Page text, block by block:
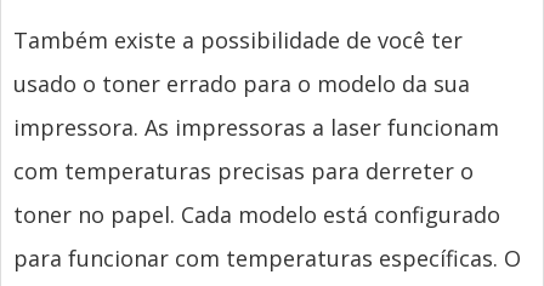
Também existe a possibilidade de você ter
usado o toner errado para o modelo da sua
impressora. As impressoras a laser funcionam
com temperaturas precisas para derreter o
toner no papel. Cada modelo está configurado
para funcionar com temperaturas específicas. O